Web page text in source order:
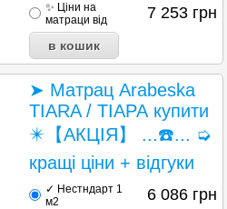
✨ Ціни на
матраци від
7 253 грн
➤ Матрац Arabeska
TIARA / ТІАРА купити
✴️【АКЦІЯ】 ...☎️... ➭
кращі ціни + відгуки
✓ Нестндарт 1
м2
6 086 грн